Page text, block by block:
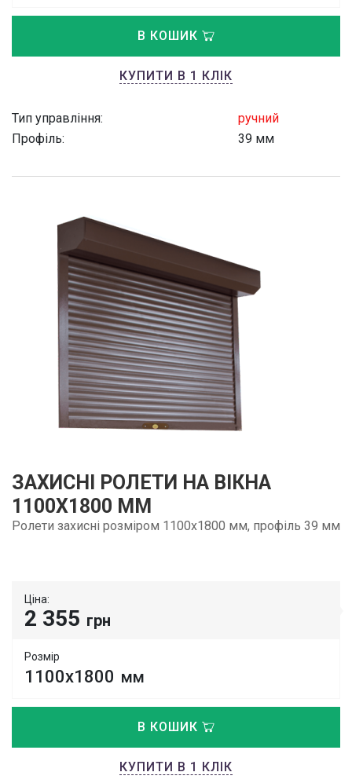
В КОШИК
КУПИТИ В 1 КЛІК
Тип управління:
ручний
Профіль:
39 мм
ЗАХИСНІ РОЛЕТИ НА ВІКНА
1100Х1800 ММ
Ролети захисні розміром 1100х1800 мм, профіль 39 мм
Ціна:
2 355 грн
Розмір
1100х1800 мм
В КОШИК
КУПИТИ В 1 КЛІК